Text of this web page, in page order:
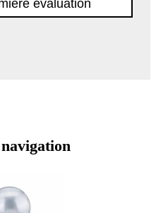
évaluation